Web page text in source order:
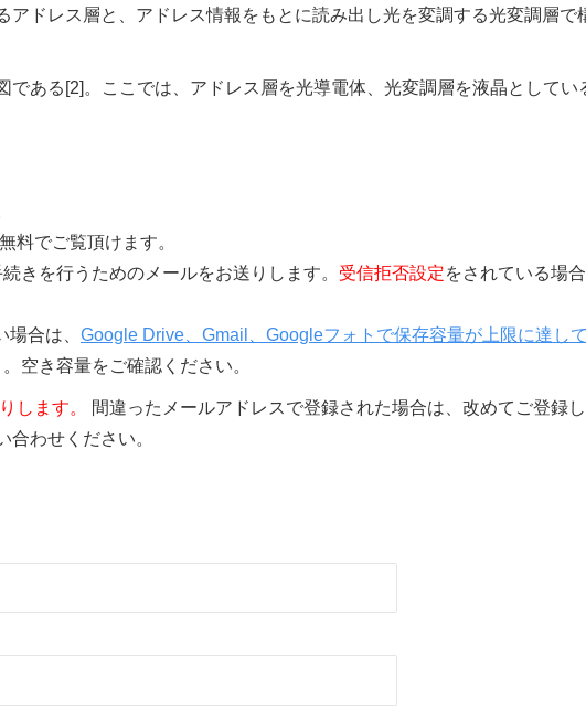
アドレス層と、アドレス情報をもとに読み出し光を変調する光変調層で
である[2]。ここでは、アドレス層を光導電体、光変調層を液晶としてい
料でご覧頂けます。
きを行うためのメールをお送りします。 受信拒否設定をされている場
合は、 Google Drive、Gmail、Googleフォトで保存容量が上限に達し
。空き容量をご確認ください。
します。
間違ったメールアドレスで登録された場合は、改めてご登録
合わせください。